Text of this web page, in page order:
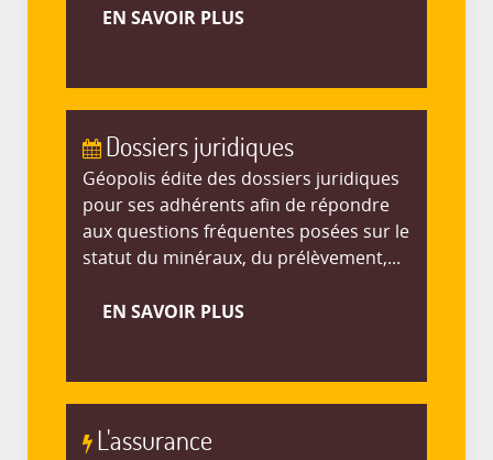
EN SAVOIR PLUS
Dossiers juridiques
Géopolis édite des dossiers juridiques
pour ses adhérents afin de répondre
aux questions fréquentes posées sur le
statut du minéraux, du prélèvement,...
EN SAVOIR PLUS
L'assurance